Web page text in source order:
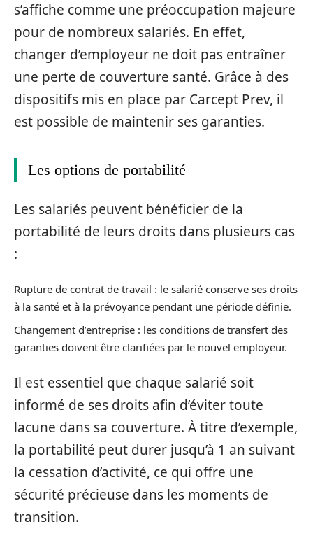
s’affiche comme une préoccupation majeure
pour de nombreux salariés. En effet,
changer d’employeur ne doit pas entraîner
une perte de couverture santé. Grâce à des
dispositifs mis en place par Carcept Prev, il
est possible de maintenir ses garanties.
Les options de portabilité
Les salariés peuvent bénéficier de la
portabilité de leurs droits dans plusieurs cas
:
Rupture de contrat de travail : le salarié conserve ses droits
à la santé et à la prévoyance pendant une période définie.
Changement d’entreprise : les conditions de transfert des
garanties doivent être clarifiées par le nouvel employeur.
Il est essentiel que chaque salarié soit
informé de ses droits afin d’éviter toute
lacune dans sa couverture. À titre d’exemple,
la portabilité peut durer jusqu’à 1 an suivant
la cessation d’activité, ce qui offre une
sécurité précieuse dans les moments de
transition.